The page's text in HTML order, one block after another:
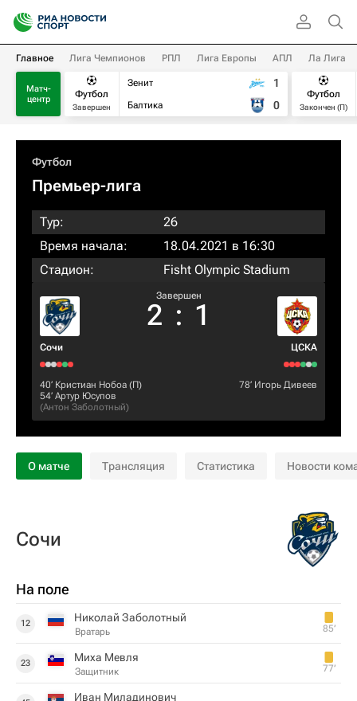
Главное Лига Чемпионов РПЛ Лига Европы АПЛ Ла Лига
Матч-
центр
Футбол
Завершен
Зенит
Балтика
1
0
Футбол
Закончен (П)
Футбол
Премьер-лига
Тур:
26
Время начала:
18.04.2021 в 16:30
Стадион:
Fisht Olympic Stadium
Сочи
Завершен
2 : 1
ЦСКА
40‎’‎ Кристиан Нобоа (П)
54‎’‎ Артур Юсупов
(Антон Заболотный)
78‎’‎ Игорь Дивеев
О матче Трансляция Статистика Новости
Сочи
На поле
12 Николай Заболотный
Вратарь 85‎’‎
23 Миха Мевля
Защитник 77‎’‎
Иван Миладинович